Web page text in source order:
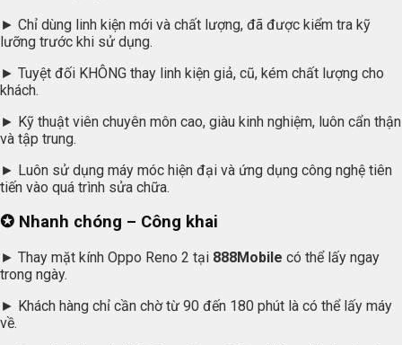
► Chỉ dùng linh kiện mới và chất lượng, đã được kiểm tra kỹ
lưỡng trước khi sử dụng.
► Tuyệt đối KHÔNG thay linh kiện giả, cũ, kém chất lượng cho
khách.
► Kỹ thuật viên chuyên môn cao, giàu kinh nghiệm, luôn cẩn thận
và tập trung.
► Luôn sử dụng máy móc hiện đại và ứng dụng công nghệ tiên
tiến vào quá trình sửa chữa.
✪ Nhanh chóng – Công khai
► Thay mặt kính Oppo Reno 2 tại 888Mobile có thể lấy ngay
trong ngày.
► Khách hàng chỉ cần chờ từ 90 đến 180 phút là có thể lấy máy
về.